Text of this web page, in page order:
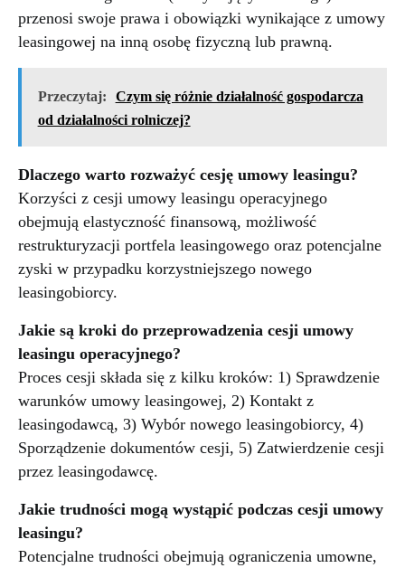
przenosi swoje prawa i obowiązki wynikające z umowy
leasingowej na inną osobę fizyczną lub prawną.
Przeczytaj:
Czym się różnie działalność gospodarcza
od działalności rolniczej?
Dlaczego warto rozważyć cesję umowy leasingu?
Korzyści z cesji umowy leasingu operacyjnego
obejmują elastyczność finansową, możliwość
restrukturyzacji portfela leasingowego oraz potencjalne
zyski w przypadku korzystniejszego nowego
leasingobiorcy.
Jakie są kroki do przeprowadzenia cesji umowy
leasingu operacyjnego?
Proces cesji składa się z kilku kroków: 1) Sprawdzenie
warunków umowy leasingowej, 2) Kontakt z
leasingodawcą, 3) Wybór nowego leasingobiorcy, 4)
Sporządzenie dokumentów cesji, 5) Zatwierdzenie cesji
przez leasingodawcę.
Jakie trudności mogą wystąpić podczas cesji umowy
leasingu?
Potencjalne trudności obejmują ograniczenia umowne,